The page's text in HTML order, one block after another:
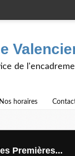
de
Nos horaires
Premières...